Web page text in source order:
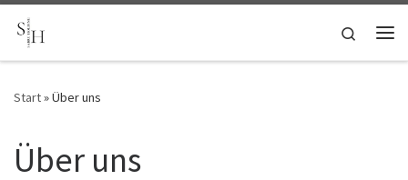
Zum Inhalt springen
Search
Start»Über uns
Über uns